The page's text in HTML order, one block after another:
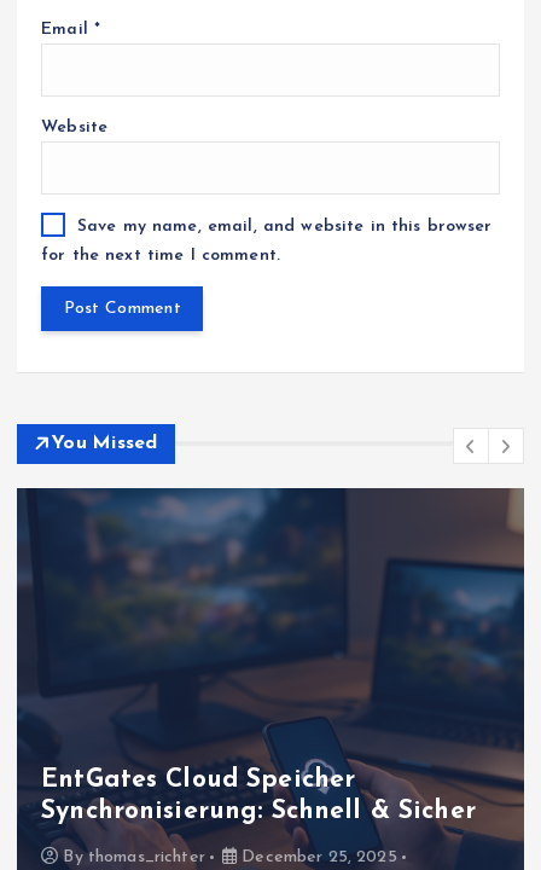
Email *
Website
Save my name, email, and website in this browser
for the next time I comment.
You Missed
EntGates Systemoptimierung: Tipps
für maximale Gaming-Leistung
Bythomas_richter December 25, 2025